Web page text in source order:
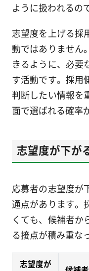
ように扱われるの
志望度を上げる採
動ではありません
きるように、必要
す活動です。採用
判断したい情報を
面で選ばれる確率
志望度が下が
応募者の志望度が
通点があります。
くても、候補者か
る接点が積み重な
志望度が